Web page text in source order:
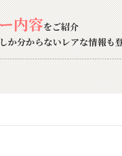
内容をご紹介
か分からないレアな情報も